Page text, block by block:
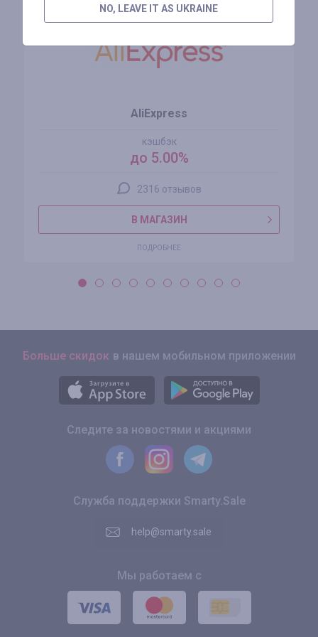
AliExpress
кэшбэк
до 5.00%
2316 отзывов
В МАГАЗИН
ПОДРОБНЕЕ
Больше скидок в нашем мобильном приложении
Следите за новостями и акциями
Служба поддержки Smarty.Sale
help@smarty.sale
Мы работаем с
NO, LEAVE IT AS UKRAINE